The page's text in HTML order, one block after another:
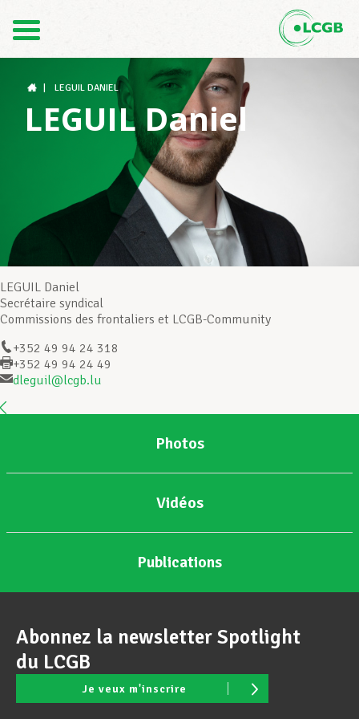
FR
DE
Structures syndicales
Assistance au Travail
Actualités
LEGUIL DANIEL
LEGUIL Daniel
LEGUIL Daniel
Secrétaire syndical
Commissions des frontaliers et LCGB-Community
+352 49 94 24 318
+352 49 94 24 49
dleguil@lcgb.lu
Photos
Vidéos
Publications
Abonnez la newsletter Spotlight
du LCGB
Je veux m'inscrire